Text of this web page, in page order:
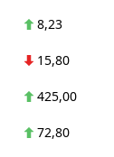
8,23
15,80
425,00
72,80